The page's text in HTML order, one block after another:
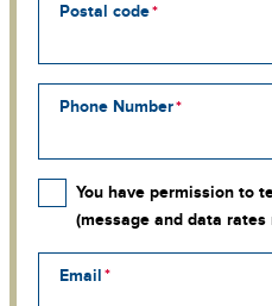
Postal code
Phone Number
You have permission to
(message and data rates
Email